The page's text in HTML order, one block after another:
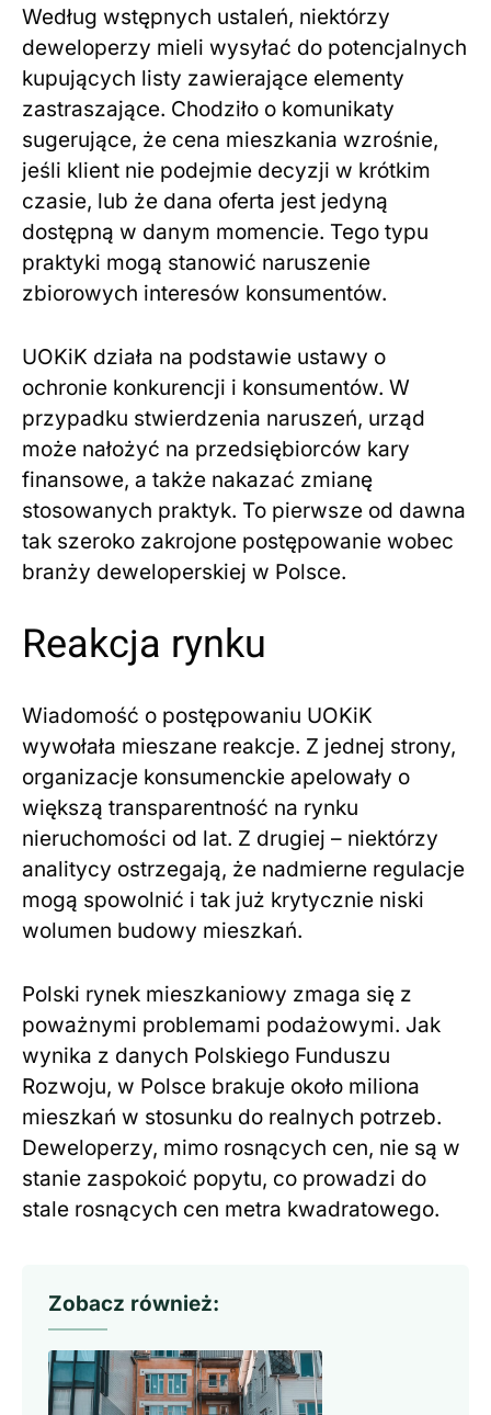
Według wstępnych ustaleń, niektórzy
deweloperzy mieli wysyłać do potencjalnych
kupujących listy zawierające elementy
zastraszające. Chodziło o komunikaty
sugerujące, że cena mieszkania wzrośnie,
jeśli klient nie podejmie decyzji w krótkim
czasie, lub że dana oferta jest jedyną
dostępną w danym momencie. Tego typu
praktyki mogą stanowić naruszenie
zbiorowych interesów konsumentów.
UOKiK działa na podstawie ustawy o
ochronie konkurencji i konsumentów. W
przypadku stwierdzenia naruszeń, urząd
może nałożyć na przedsiębiorców kary
finansowe, a także nakazać zmianę
stosowanych praktyk. To pierwsze od dawna
tak szeroko zakrojone postępowanie wobec
branży deweloperskiej w Polsce.
Reakcja rynku
Wiadomość o postępowaniu UOKiK
wywołała mieszane reakcje. Z jednej strony,
organizacje konsumenckie apelowały o
większą transparentność na rynku
nieruchomości od lat. Z drugiej – niektórzy
analitycy ostrzegają, że nadmierne regulacje
mogą spowolnić i tak już krytycznie niski
wolumen budowy mieszkań.
Polski rynek mieszkaniowy zmaga się z
poważnymi problemami podażowymi. Jak
wynika z danych Polskiego Funduszu
Rozwoju, w Polsce brakuje około miliona
mieszkań w stosunku do realnych potrzeb.
Deweloperzy, mimo rosnących cen, nie są w
stanie zaspokoić popytu, co prowadzi do
stale rosnących cen metra kwadratowego.
Zobacz również: